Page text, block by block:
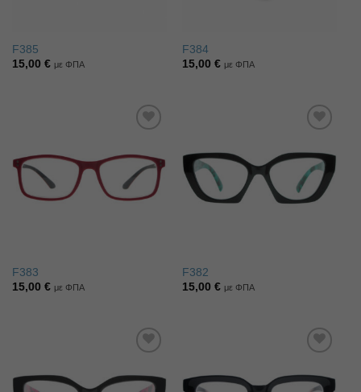
F385
15,00 € με ΦΠΑ
F384
15,00€ με ΦΠΑ
επιθυμιών
F383
15,00 € με ΦΠΑ
στην λίστα
επιθυμιών
F382
15,00€ με ΦΠΑ
στην λίστα
επιθυμιών
στην λίστα
επιθυμιών